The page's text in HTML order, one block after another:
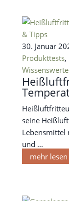
30. Januar
Produkttests,
seine
Lebensmittel
und ...
mehr lesen